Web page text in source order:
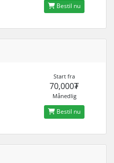
Bestil nu
Start fra
70,000₮
Månedlig
Bestil nu